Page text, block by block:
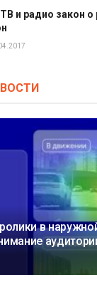
и радио закон о
в